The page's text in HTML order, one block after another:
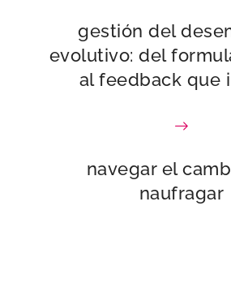
gestión del
evolutivo: del
al feedback que
navegar el
naufragar